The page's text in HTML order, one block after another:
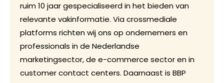
ruim 10 jaar gespecialiseerd in het bieden van
relevante vakinformatie. Via crossmediale
platforms richten wij ons op ondernemers en
professionals in de Nederlandse
marketingsector, de e-commerce sector en in
customer contact centers. Daarnaast is BBP